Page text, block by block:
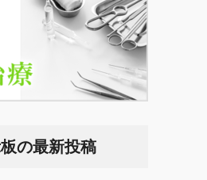
の最新投稿